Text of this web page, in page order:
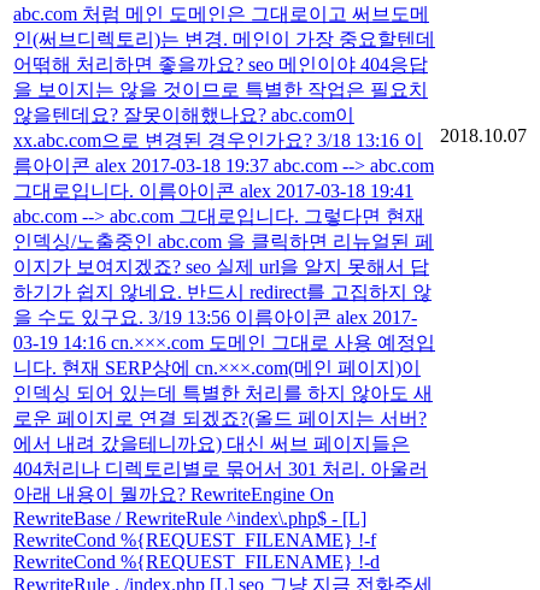
abc.com 처럼 메인 도메인은 그대로이고 써브도메
인(써브디렉토리)는 변경. 메인이 가장 중요할텐데
어떢해 처리하면 좋을까요? seo 메인이야 404응답
을 보이지는 않을 것이므로 특별한 작업은 필요치
않을텐데요? 잘못이해했나요? abc.com이
xx.abc.com으로 변경된 경우인가요? 3/18 13:16 이
름아이콘 alex 2017-03-18 19:37 abc.com --> abc.com
그대로입니다. 이름아이콘 alex 2017-03-18 19:41
abc.com --> abc.com 그대로입니다. 그렇다면 현재
인덱싱/노출중인 abc.com 을 클릭하면 리뉴얼된 페
이지가 보여지겠죠? seo 실제 url을 알지 못해서 답
하기가 쉽지 않네요. 반드시 redirect를 고집하지 않
을 수도 있구요. 3/19 13:56 이름아이콘 alex 2017-
03-19 14:16 cn.×××.com 도메인 그대로 사용 예정입
니다. 현재 SERP상에 cn.×××.com(메인 페이지)이
인덱싱 되어 있는데 특별한 처리를 하지 않아도 새
로운 페이지로 연결 되겠죠?(올드 페이지는 서버?
에서 내려 갔을테니까요) 대신 써브 페이지들은
404처리나 디렉토리별로 묶어서 301 처리. 아울러
아래 내용이 뭘까요? RewriteEngine On
RewriteBase / RewriteRule ^index\.php$ - [L]
RewriteCond %{REQUEST_FILENAME} !-f
RewriteCond %{REQUEST_FILENAME} !-d
RewriteRule . /index.php [L] seo 그냥 지금 전화주세
2018.10.07